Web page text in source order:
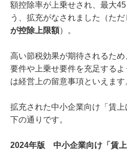
額控除率が上乗せされ、最大
う、拡充がなされました（ただ
が控除上限額）。
高い節税効果が期待されるた
要件や上乗せ要件を充足する
は経営上の留意事項といえます
拡充された中小企業向け「賃
下の通りです。
2024年版 中小企業向け「賃